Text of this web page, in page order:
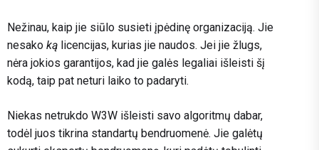
Nežinau, kaip jie siūlo susieti įpėdinę organizaciją. Jie
nesako ką licencijas, kurias jie naudos. Jei jie žlugs,
nėra jokios garantijos, kad jie galės legaliai išleisti šį
kodą, taip pat neturi laiko to padaryti.
Niekas netrukdo W3W išleisti savo algoritmų dabar,
todėl juos tikrina standartų bendruomenė. Jie galėtų